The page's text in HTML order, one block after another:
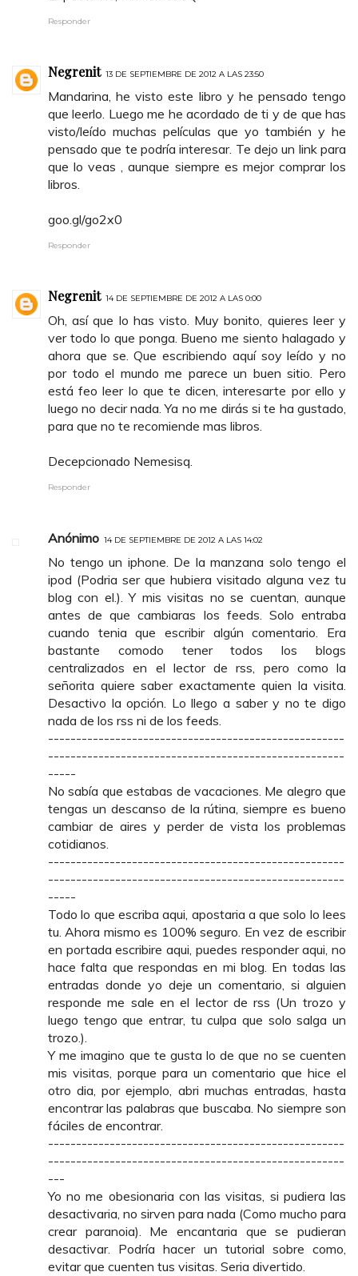
Responder
Negrenit 13 DE SEPTIEMBRE DE 2012 A LAS 23:50
Mandarina, he visto este libro y he pensado tengo
que leerlo. Luego me he acordado de ti y de que has
visto/leído muchas películas que yo también y he
pensado que te podría interesar. Te dejo un link para
que lo veas , aunque siempre es mejor comprar los
libros.
goo.gl/go2x0
Responder
Negrenit 14 DE SEPTIEMBRE DE 2012 A LAS 0:00
Oh, así que lo has visto. Muy bonito, quieres leer y
ver todo lo que ponga. Bueno me siento halagado y
ahora que se. Que escribiendo aquí soy leído y no
por todo el mundo me parece un buen sitio. Pero
está feo leer lo que te dicen, interesarte por ello y
luego no decir nada. Ya no me dirás si te ha gustado,
para que no te recomiende mas libros.
Decepcionado Nemesisq.
Responder
Anónimo 14 DE SEPTIEMBRE DE 2012 A LAS 14:02
No tengo un iphone. De la manzana solo tengo el
ipod (Podria ser que hubiera visitado alguna vez tu
blog con el.). Y mis visitas no se cuentan, aunque
antes de que cambiaras los feeds. Solo entraba
cuando tenia que escribir algún comentario. Era
bastante comodo tener todos los blogs
centralizados en el lector de rss, pero como la
señorita quiere saber exactamente quien la visita.
Desactivo la opción. Lo llego a saber y no te digo
nada de los rss ni de los feeds.
-----------------------------------------------------
-----------------------------------------------------
-----
No sabía que estabas de vacaciones. Me alegro que
tengas un descanso de la rútina, siempre es bueno
cambiar de aires y perder de vista los problemas
cotidianos.
-----------------------------------------------------
-----------------------------------------------------
-----
Todo lo que escriba aqui, apostaria a que solo lo lees
tu. Ahora mismo es 100% seguro. En vez de escribir
en portada escribire aqui, puedes responder aqui, no
hace falta que respondas en mi blog. En todas las
entradas donde yo deje un comentario, si alguien
responde me sale en el lector de rss (Un trozo y
luego tengo que entrar, tu culpa que solo salga un
trozo.).
Y me imagino que te gusta lo de que no se cuenten
mis visitas, porque para un comentario que hice el
otro dia, por ejemplo, abri muchas entradas, hasta
encontrar las palabras que buscaba. No siempre son
fáciles de encontrar.
-----------------------------------------------------
-----------------------------------------------------
---
Yo no me obesionaria con las visitas, si pudiera las
desactivaria, no sirven para nada (Como mucho para
crear paranoia). Me encantaria que se pudieran
desactivar. Podría hacer un tutorial sobre como,
evitar que cuenten tus visitas. Seria divertido.